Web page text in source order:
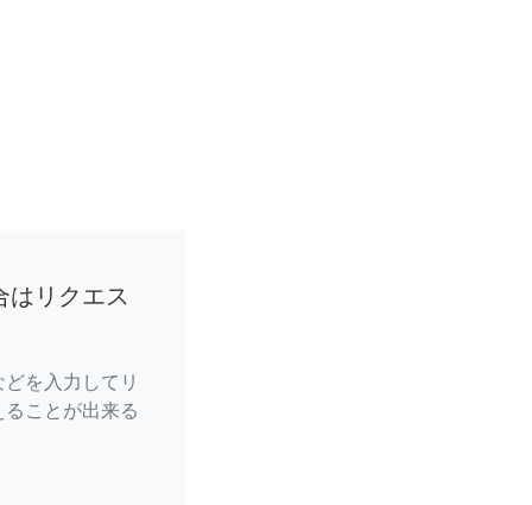
はリクエス
を入力してリ
ことが出来る